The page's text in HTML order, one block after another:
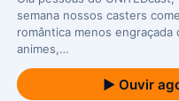
semana nossos casters
romântica menos engraçada
animes,…
▶ Ouvir